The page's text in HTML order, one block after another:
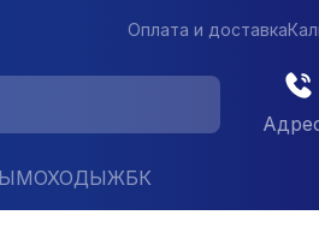
Оплата и доставка
ЖБК